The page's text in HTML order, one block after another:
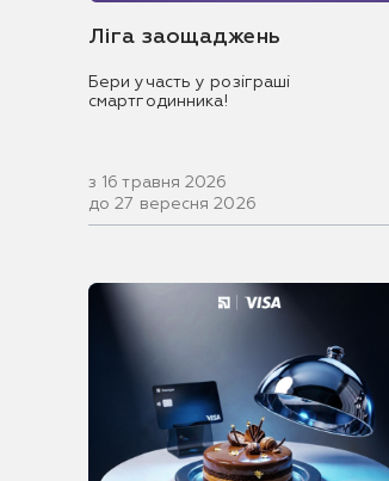
Ліга заощаджень
Бери участь у розіграші
смартгодинника!
з 16 травня 2026
до 27 вересня 2026